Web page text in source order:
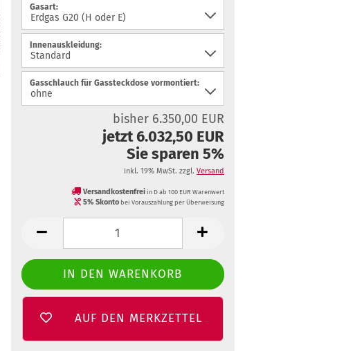
Gasart:
Innenauskleidung:
Gasschlauch für Gassteckdose vormontiert:
bisher 6.350,00 EUR
jetzt 6.032,50 EUR
Sie sparen 5%
inkl. 19% MwSt. zzgl. Versand
Versandkostenfrei in D ab 100 EUR Warenwert
5% Skonto bei Vorauszahlung per Überweisung
AUF DEN MERKZETTEL